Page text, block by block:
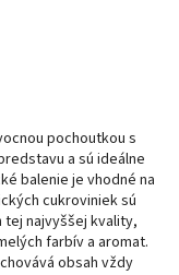
pochoutkou s
a sú ideálne
balenie je vhodné na
cukroviniek sú
najvyššej kvality,
farbív a aromat.
obsah vždy